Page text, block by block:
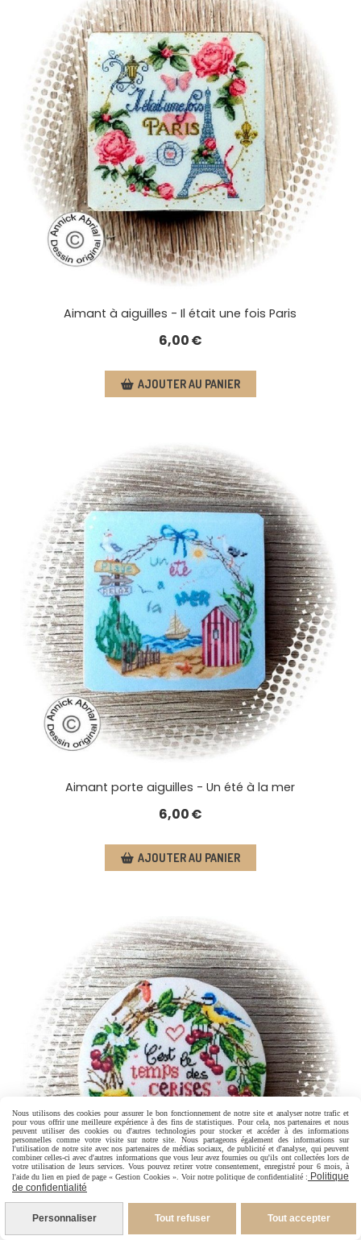
Aimant à aiguilles - Il était une fois Paris
6,00€
AJOUTER AU PANIER
Aimant porte aiguilles - Un été à la mer
6,00€
AJOUTER AU PANIER
Nous utilisons des cookies pour assurer le bon fonctionnement de notre site et analyser notre trafic et
pour vous offrir une meilleure expérience à des fins de statistiques. Pour cela, nos partenaires et nous
peuvent utiliser des cookies ou d'autres technologies pour stocker et accéder à des informations
personnelles comme votre visite sur notre site. Nous partageons également des informations sur
l'utilisation de notre site avec nos partenaires de médias sociaux, de publicité et d'analyse, qui peuvent
combiner celles-ci avec d'autres informations que vous leur avez fournies ou qu'ils ont collectées lors de
votre utilisation de leurs services. Vous pouvez retirer votre consentement, enregistré pour 6 mois, à
l'aide du lien en pied de page « Gestion Cookies ». Voir notre politique de confidentialité : Politique
de confidentialité
Personnaliser Tout refuser Tout accepter